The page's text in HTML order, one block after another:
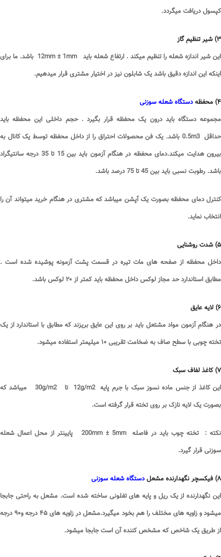
کپسول دریافت میگردد.
۳) شیر تنظیم گاز
این شیر اندازه شعله را تنظیم میکند . ارتفاع شعله باید 12 mm ± 1mm
باشد. ما برای
اینکه این اندازه دقیق باشد یک شابلون نیز در اختیار مشتری قرار میدهیم.
۴) محفظه دستگاه شعله سوزنی
مجموعه دستگاه باید درون یک محفظه قرار بگیرد . حجم داخلی این محفظه باید
حداقل 0.5m3
باشد. یک فن محصولات احتراق را از داخل محفظه توسط یک کانال به
بیرون هدایت میکند.دمای محفظه در هنگام آزمون باید بین 15 تا 35 درجه سانتیگراد
باشد. رطوبت نسبی باید بین 45 تا 75 درصد باشد
.
کنترل دمای محفظه بصورت یک آپشن میباشد که مشتری در هنگام خرید میتواند آن را
انتخاب نماید.
۵) شدت روشنایی
داخل محفظه از صفحه های مات تیره در قسمت پشت آزمونه پوشیده شده است .
مطابق استاندارد حد مجاز لوکس داخل محفظه باید کمتر از ۲۰ لوکس باشد.
۶) لایه عایق
در هنگام آزمون مواد مشتعل باید بر روی این عایق بریزند که مطابق با استاندارد از یک
تخته چوبی با سطح صاف به ضخامت تقریبی ۱۰ میلیمتر استفاده میشود.
۷)کاغذ لفاف سبک
این کاغذ از جنس ماده نسوز سبک با جرم پایه 12g/m2 تا 30g/m2
میباشد که
بصورت یک لایه نازک بر روی تخته قرار گرفته است.
نکته : تخته چوب باید در فاصله 200 mm ± 5mm
پایینتر از محل اعمال شعله
سوزنی قرار گیرد.
۸) فیکسچر نگهدارنده مشعل دستگاه شعله سوزنی
این نگهدارنده از یک ریل و پایه های تفلونی ساخته شده است. مشعل به راحتی جابجا
میشود و زاویه های مختلف را هم بخود میگیرد.مشعل در زاویه های ۴۵ درجه و۹۰درجه
از طریق یک شاخص که مشخص کننده آن است جابجا میشود.